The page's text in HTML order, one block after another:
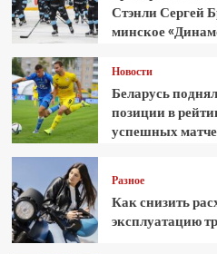
Стэнли Сергей
минское
Новости
Беларусь
позиции в
успешных
Разное
Как снизить
эксплуатацию